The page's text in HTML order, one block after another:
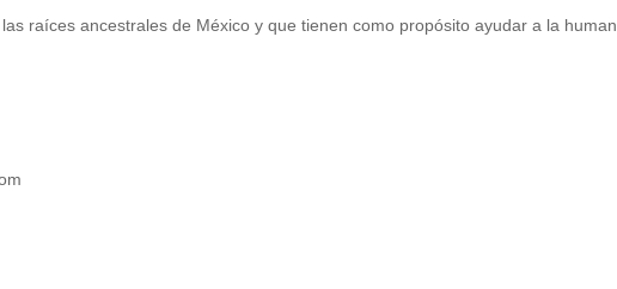
raíces ancestrales de México y que tienen como propósito ayudar a la